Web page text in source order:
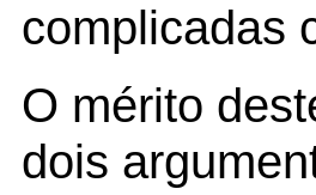
complicadas
O mérito
dois